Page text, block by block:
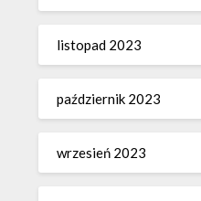
listopad 2023
październik 2023
wrzesień 2023